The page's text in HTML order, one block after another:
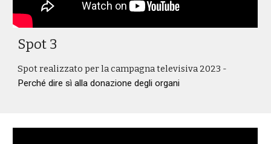
Spot 3
Spot realizzato per la campagna televisiva 2023 -
Perché dire sì alla donazione degli organi